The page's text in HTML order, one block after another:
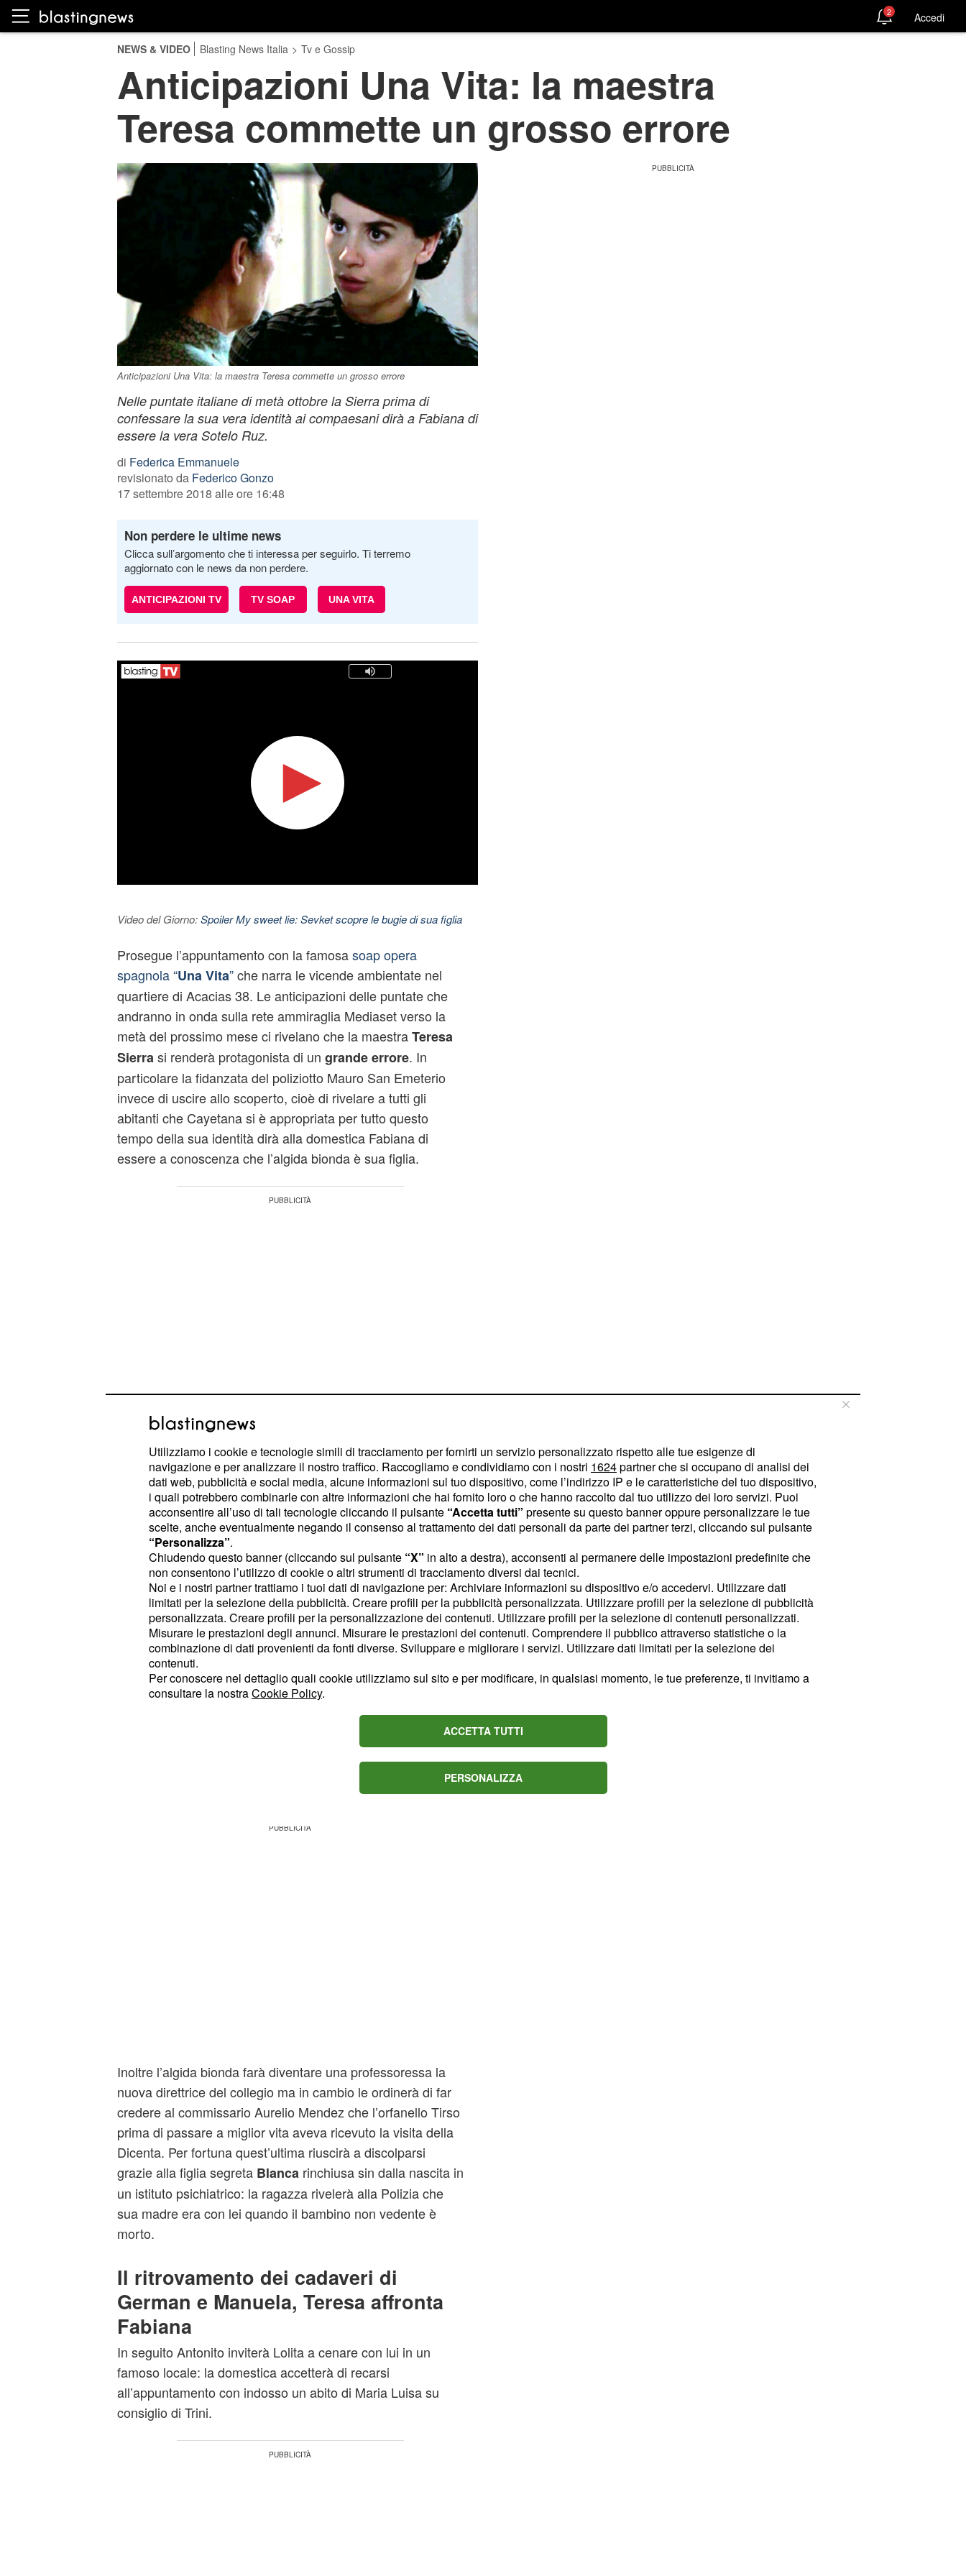
2 Accedi
NEWS & VIDEO Blasting News Italia > Tv e Gossip
Anticipazioni Una Vita: la maestra
Teresa commette un grosso errore
Anticipazioni Una Vita: la maestra Teresa commette un grosso errore
Nelle puntate italiane di metà ottobre la Sierra prima di
confessare la sua vera identità ai compaesani dirà a Fabiana di
essere la vera Sotelo Ruz.
di Federica Emmanuele
revisionato da Federico Gonzo
17 settembre 2018 alle ore 16:48
Non perdere le ultime news
Clicca sull’argomento che ti interessa per seguirlo. Ti terremo
aggiornato con le news da non perdere.
ANTICIPAZIONI TV TV SOAP UNA VITA
Video del Giorno:Spoiler My sweet lie: Sevket scopre le bugie di sua figlia
Prosegue l’appuntamento con la famosasoap opera
spagnola “Una Vita”che narra le vicende ambientate nel
quartiere di Acacias 38. Le anticipazioni delle puntate che
andranno in onda sulla rete ammiraglia Mediaset verso la
metà del prossimo mese ci rivelano che la maestraTeresa
Sierra si renderà protagonista di un grande errore. In
particolare la fidanzata del poliziotto Mauro San Emeterio
invece di uscire allo scoperto, cioè di rivelare a tutti gli
abitanti che Cayetana si è appropriata per tutto questo
tempo della sua identità dirà alla domestica Fabiana di
essere a conoscenza che l’algida bionda è sua figlia.
Una Vita: Cayetana vende il collegio
a Ramon, Blanca difende la madre
Ursula
Negli episodi che i telespettatoriitaliani avranno modo di
guardare ametà ottobre 2018
iniziato a lavorare nella sartoria di Susana, instaurerà un
forte legame con Simon che sarà ancora molto disperato
per il presunto decesso della sua promessa sposa Elvira.
Successivamente la giovane monaca rivelerà all’ex
maggiordomo che prima di prendere i voti era molto
innamorata di un ragazzo chiamato Carlos Canada Castro
che è stata costretta a lasciare per colpa di suo padre. Nel
frattempoCayetanadopo aver capito che presto
rivelerà tutte le atrocità che ha commesso nel corso degli
anni deciderà di abbandonare il paese per non finire in
venderà il patronatoDe La
Inoltre l’algida bionda farà diventare una professoressa la
nuova direttrice del collegio ma in cambio le ordinerà di far
credere al commissario Aurelio Mendez che l’orfanello Tirso
prima di passare a miglior vita aveva ricevuto la visita della
Dicenta. Per fortuna quest’ultima riuscirà a discolparsi
grazie alla figlia segreta Blanca rinchiusa sin dalla nascita in
un istituto psichiatrico: la ragazza rivelerà alla Polizia che
sua madre era con lei quando il bambino non vedente è
morto.
Il ritrovamento dei cadaveri di
German e Manuela, Teresa affronta
Fabiana
In seguito Antonito inviterà Lolita a cenare con lui in un
famoso locale: la domestica accetterà di recarsi
all’appuntamento con indosso un abito di Maria Luisa su
consiglio di Trini.
Utilizziamo i cookie e tecnologie simili di tracciamento per fornirti un servizio personalizzato rispetto alle tue esigenze di
navigazione e per analizzare il nostro traffico. Raccogliamo e condividiamo con i nostri 1624partner che si occupano di analisi dei
dati web, pubblicità e social media, alcune informazioni sul tuo dispositivo, come l’indirizzo IP e le caratteristiche del tuo dispositivo,
i quali potrebbero combinarle con altre informazioni che hai fornito loro o che hanno raccolto dal tuo utilizzo dei loro servizi. Puoi
acconsentire all’uso di tali tecnologie cliccando il pulsante “Accetta tutti” presente su questo banner oppure personalizzare le tue
scelte, anche eventualmente negando il consenso al trattamento dei dati personali da parte dei partner terzi, cliccando sul pulsante
“Personalizza”.
Chiudendo questo banner (cliccando sul pulsante “X” in alto a destra), acconsenti al permanere delle impostazioni predefinite che
non consentono l’utilizzo di cookie o altri strumenti di tracciamento diversi dai tecnici.
Noi e i nostri partner trattiamo i tuoi dati di navigazione per: Archiviare informazioni su dispositivo e/o accedervi. Utilizzare dati
limitati per la selezione della pubblicità. Creare profili per la pubblicità personalizzata. Utilizzare profili per la selezione di pubblicità
personalizzata. Creare profili per la personalizzazione dei contenuti. Utilizzare profili per la selezione di contenuti personalizzati.
Misurare le prestazioni degli annunci. Misurare le prestazioni dei contenuti. Comprendere il pubblico attraverso statistiche o la
combinazione di dati provenienti da fonti diverse. Sviluppare e migliorare i servizi. Utilizzare dati limitati per la selezione dei
contenuti.
Per conoscere nel dettaglio quali cookie utilizziamo sul sito e per modificare, in qualsiasi momento, le tue preferenze, ti invitiamo a
consultare la nostraCookie Policy.
ACCETTA TUTTI
PERSONALIZZA